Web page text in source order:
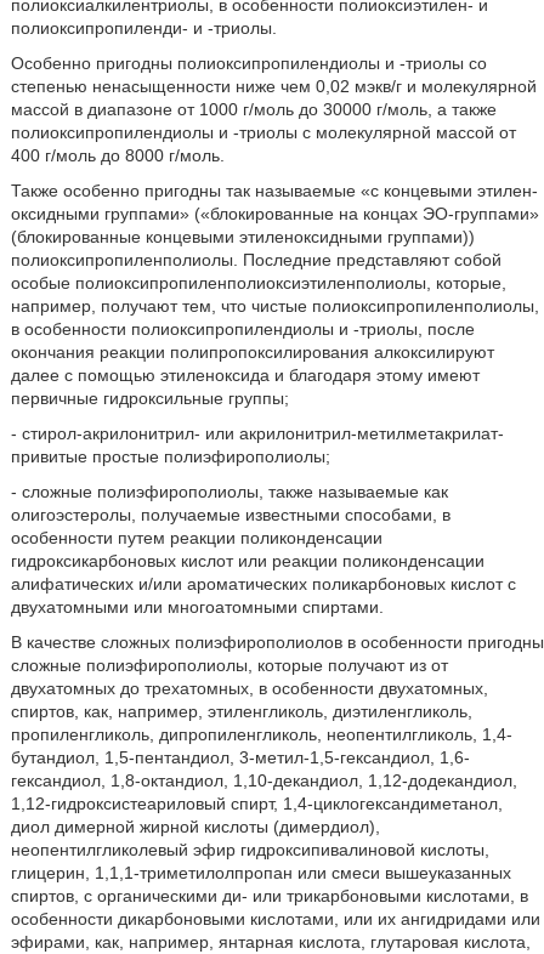
полиоксиалкилентриолы, в особенности полиоксиэтилен- и
полиоксипропиленди- и -триолы.
Особенно пригодны полиоксипропилендиолы и -триолы со
степенью ненасыщенности ниже чем 0,02 мэкв/г и молекулярной
массой в диапазоне от 1000 г/моль до 30000 г/моль, а также
полиоксипропилендиолы и -триолы с молекулярной массой от
400 г/моль до 8000 г/моль.
Также особенно пригодны так называемые «с концевыми этилен-
оксидными группами» («блокированные на концах ЭО-группами»
(блокированные концевыми этиленоксидными группами))
полиоксипропиленполиолы. Последние представляют собой
особые полиоксипропиленполиоксиэтиленполиолы, которые,
например, получают тем, что чистые полиоксипропиленполиолы,
в особенности полиоксипропилендиолы и -триолы, после
окончания реакции полипропоксилирования алкоксилируют
далее с помощью этиленоксида и благодаря этому имеют
первичные гидроксильные группы;
- стирол-акрилонитрил- или акрилонитрил-метилметакрилат-
привитые простые полиэфирополиолы;
- сложные полиэфирополиолы, также называемые как
олигоэстеролы, получаемые известными способами, в
особенности путем реакции поликонденсации
гидроксикарбоновых кислот или реакции поликонденсации
алифатических и/или ароматических поликарбоновых кислот с
двухатомными или многоатомными спиртами.
В качестве сложных полиэфирополиолов в особенности пригодны
сложные полиэфирополиолы, которые получают из от
двухатомных до трехатомных, в особенности двухатомных,
спиртов, как, например, этиленгликоль, диэтиленгликоль,
пропиленгликоль, дипропиленгликоль, неопентилгликоль, 1,4-
бутандиол, 1,5-пентандиол, 3-метил-1,5-гександиол, 1,6-
гександиол, 1,8-октандиол, 1,10-декандиол, 1,12-додекандиол,
1,12-гидроксистеариловый спирт, 1,4-циклогександиметанол,
диол димерной жирной кислоты (димердиол),
неопентилгликолевый эфир гидроксипивалиновой кислоты,
глицерин, 1,1,1-триметилолпропан или смеси вышеуказанных
спиртов, с органическими ди- или трикарбоновыми кислотами, в
особенности дикарбоновыми кислотами, или их ангидридами или
эфирами, как, например, янтарная кислота, глутаровая кислота,